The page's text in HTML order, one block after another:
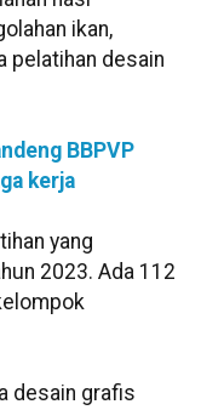
ikan,
pelatihan desain
BBPVP
kerja
yang
2023. Ada 112
desain grafis